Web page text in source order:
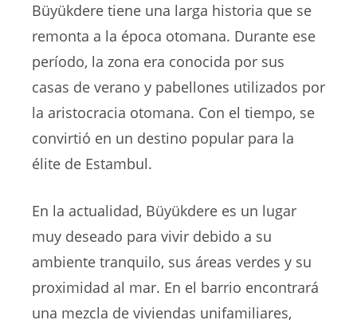
Büyükdere tiene una larga historia que se
remonta a la época otomana. Durante ese
período, la zona era conocida por sus
casas de verano y pabellones utilizados por
la aristocracia otomana. Con el tiempo, se
convirtió en un destino popular para la
élite de Estambul.
En la actualidad, Büyükdere es un lugar
muy deseado para vivir debido a su
ambiente tranquilo, sus áreas verdes y su
proximidad al mar. En el barrio encontrará
una mezcla de viviendas unifamiliares,